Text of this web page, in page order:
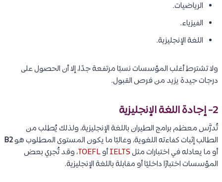
الرياضيات.
الفيزياء.
اللغة الإنجليزية.
ولا تشترط أغلب المؤسسات نسبًا مرتفعة جدًا، إلا أن الحصول على
درجات جيدة يزيد من فرص القبول.
2- إجادة اللغة الإنجليزية
تُدرَّس معظم برامج الطيران باللغة الإنجليزية، ولذلك يُطلب من
الطالب إثبات كفاءته اللغوية، وغالبًا ما يكون المستوى المطلوب هوB2
أو ما يعادله في اختبارات مثلIELTSأوTOEFL، وقد تُجري بعض
المؤسسات اختبارًا داخليًا أو مقابلة باللغة الإنجليزية.